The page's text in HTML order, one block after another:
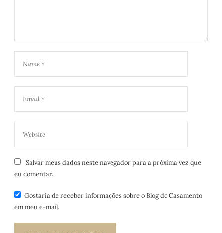
Salvar meus dados neste navegador para a próxima vez que
eu comentar.
Gostaria de receber informações sobre o Blog do Casamento
em meu e-mail.